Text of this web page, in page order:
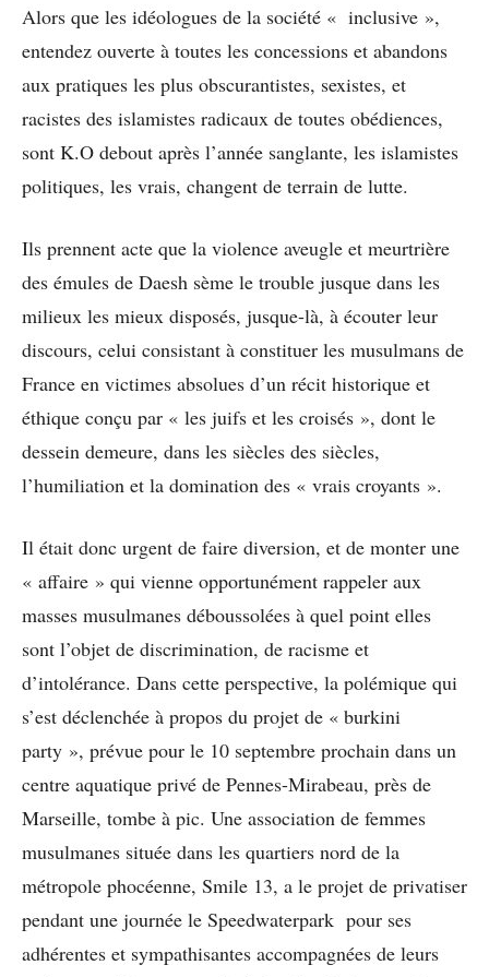
Alors que les idéologues de la société « inclusive »,
entendez ouverte à toutes les concessions et abandons
aux pratiques les plus obscurantistes, sexistes, et
racistes des islamistes radicaux de toutes obédiences,
sont K.O debout après l’année sanglante, les islamistes
politiques, les vrais, changent de terrain de lutte.
Ils prennent acte que la violence aveugle et meurtrière
des émules de Daesh sème le trouble jusque dans les
milieux les mieux disposés, jusque-là, à écouter leur
discours, celui consistant à constituer les musulmans de
France en victimes absolues d’un récit historique et
éthique conçu par « les juifs et les croisés », dont le
dessein demeure, dans les siècles des siècles,
l’humiliation et la domination des « vrais croyants ».
Il était donc urgent de faire diversion, et de monter une
« affaire » qui vienne opportunément rappeler aux
masses musulmanes déboussolées à quel point elles
sont l’objet de discrimination, de racisme et
d’intolérance. Dans cette perspective, la polémique qui
s’est déclenchée à propos du projet de « burkini
party », prévue pour le 10 septembre prochain dans un
centre aquatique privé de Pennes-Mirabeau, près de
Marseille, tombe à pic. Une association de femmes
musulmanes située dans les quartiers nord de la
métropole phocéenne, Smile 13, a le projet de privatiser
pendant une journée le Speedwaterpark pour ses
adhérentes et sympathisantes accompagnées de leurs